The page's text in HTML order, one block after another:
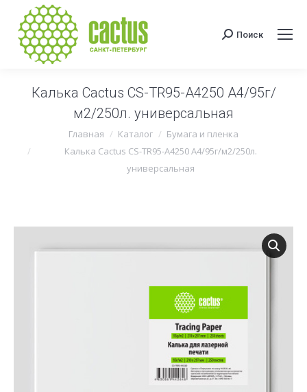
Поиск:
Поиск
Калька Cactus CS-TR95-A4250 A4/95г/
м2/250л. универсальная
Главная Каталог
Бумага и пленка
Калька Cactus CS-TR95-A4250 A4/95г/м2/250л.
универсальная